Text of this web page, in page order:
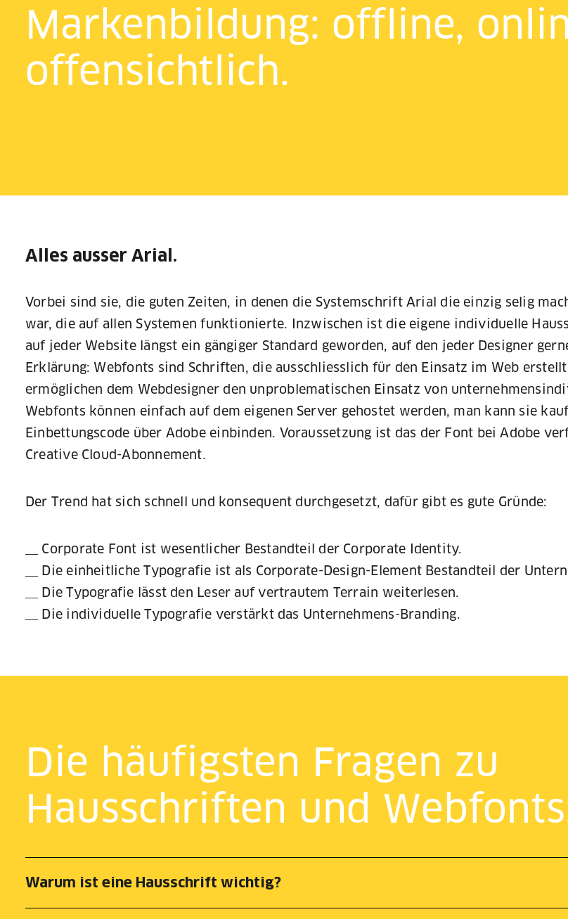
Markenbildung: offline,
offensichtlich.
Alles ausser Arial.
Vorbei sind sie, die guten Zeiten, in denen die Systemschrift Arial die einzig selig
war, die auf allen Systemen funktionierte. Inzwischen ist die eigene individuelle
auf jeder Website längst ein gängiger Standard geworden, auf den jeder Designer
Erklärung: Webfonts sind Schriften, die ausschliesslich für den Einsatz im Web
ermöglichen dem Webdesigner den unproblematischen Einsatz von
Webfonts können einfach auf dem eigenen Server gehostet werden, man kann sie
Einbettungscode über Adobe einbinden. Voraussetzung ist das der Font bei Adobe
Creative Cloud-Abonnement.
Der Trend hat sich schnell und konsequent durchgesetzt, dafür gibt es gute Gründe:
Corporate Font ist wesentlicher Bestandteil der Corporate Identity.
Die einheitliche Typografie ist als Corporate-Design-Element Bestandteil der
Die Typografie lässt den Leser auf vertrautem Terrain weiterlesen.
Die individuelle Typografie verstärkt das Unternehmens-Branding.
Die häufigsten Fragen zu
Hausschriften und
Warum ist eine Hausschrift wichtig?